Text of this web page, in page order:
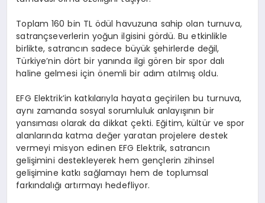
Toplam 160 bin TL ödül havuzuna sahip olan turnuva,
satrançseverlerin yoğun ilgisini gördü. Bu etkinlikle
birlikte, satrancın sadece büyük şehirlerde değil,
Türkiye’nin dört bir yanında ilgi gören bir spor dalı
haline gelmesi için önemli bir adım atılmış oldu.
EFG Elektrik’in katkılarıyla hayata geçirilen bu turnuva,
aynı zamanda sosyal sorumluluk anlayışının bir
yansıması olarak da dikkat çekti. Eğitim, kültür ve spor
alanlarında katma değer yaratan projelere destek
vermeyi misyon edinen EFG Elektrik, satrancın
gelişimini destekleyerek hem gençlerin zihinsel
gelişimine katkı sağlamayı hem de toplumsal
farkındalığı artırmayı hedefliyor.